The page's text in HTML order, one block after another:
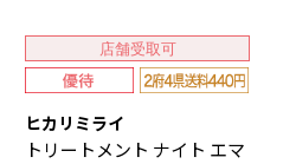
店舗受取可
ヒカリミライ
トリートメント ナイト エマ